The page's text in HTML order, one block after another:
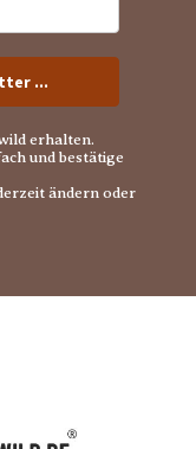
...
erhalten.
und bestätige
ändern oder